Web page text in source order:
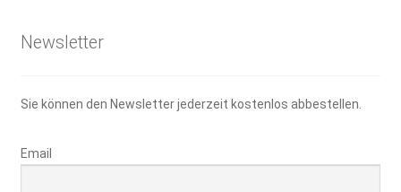
Newsletter
Sie können den Newsletter jederzeit kostenlos abbestellen.
Email